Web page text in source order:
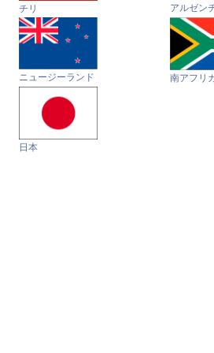
チリ アルゼン
ニュージーランド 南アフリ
日本